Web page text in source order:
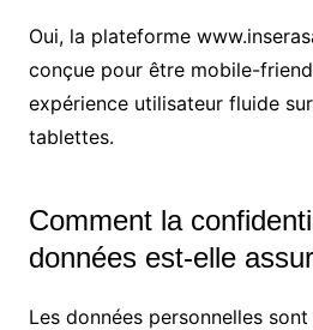
Oui, la plateforme
conçue pour être mobile-
expérience utilisateur fluide
tablettes.
Comment la
données est-elle
Les données personnelles